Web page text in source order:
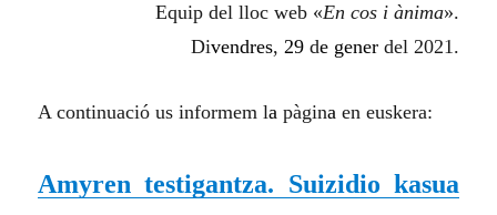
Equip del lloc web «En cos i ànima».
Divendres, 29de generdel 2021.
A continuació us informem la pàgina en euskera:
Amyren testigantza. Suizidio kasua